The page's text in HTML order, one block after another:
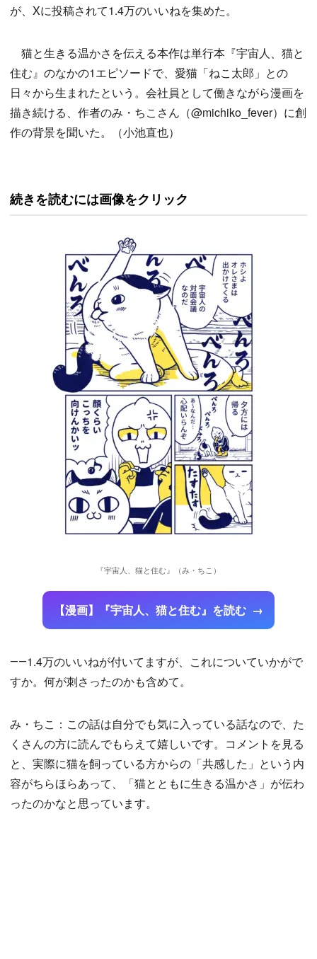
が、Xに投稿されて1.4万のいいねを集めた。
猫と生きる温かさを伝える本作は単行本『宇宙人、猫と
住む』のなかの1エピソードで、愛猫「ねこ太郎」との
日々から生まれたという。会社員として働きながら漫画を
描き続ける、作者のみ・ちこさん（@michiko_fever）に創
作の背景を聞いた。（小池直也）
続きを読むには画像をクリック
『宇宙人、猫と住む』（み・ちこ）
【漫画】『宇宙人、猫と住む』を読む
――1.4万のいいねが付いてますが、これについていかがで
すか。何が刺さったのかも含めて。
み・ちこ：この話は自分でも気に入っている話なので、た
くさんの方に読んでもらえて嬉しいです。コメントを見る
と、実際に猫を飼っている方からの「共感した」という内
容がちらほらあって、「猫とともに生きる温かさ」が伝わ
ったのかなと思っています。